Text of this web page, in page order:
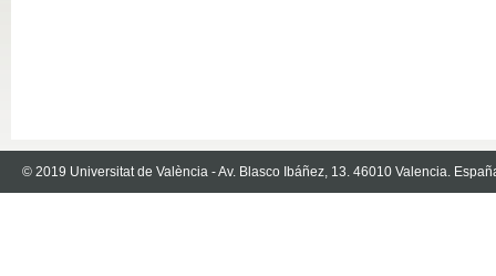
© 2019 Universitat de València - Av. Blasco Ibáñez, 13. 46010 Valencia.